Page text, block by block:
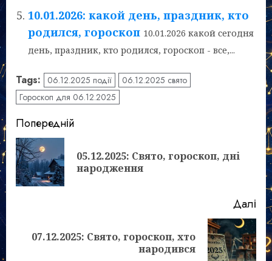
10.01.2026: какой день, праздник, кто
родился, гороскоп 10.01.2026 какой сегодня
день, праздник, кто родился, гороскоп - все,...
Tags: 06.12.2025 події
06.12.2025 свято
Гороскоп для 06.12.2025
Post
navigation
Попередній
05.12.2025: Свято, гороскоп, дні
народження
Далі
Наступний
07.12.2025: Свято, гороскоп, хто
народився